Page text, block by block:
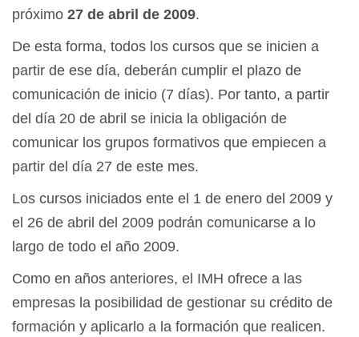
próximo 27 de abril de 2009.
De esta forma, todos los cursos que se inicien a
partir de ese día, deberán cumplir el plazo de
comunicación de inicio (7 días). Por tanto, a partir
del día 20 de abril se inicia la obligación de
comunicar los grupos formativos que empiecen a
partir del día 27 de este mes.
Los cursos iniciados ente el 1 de enero del 2009 y
el 26 de abril del 2009 podrán comunicarse a lo
largo de todo el año 2009.
Como en años anteriores, el IMH ofrece a las
empresas la posibilidad de gestionar su crédito de
formación y aplicarlo a la formación que realicen.